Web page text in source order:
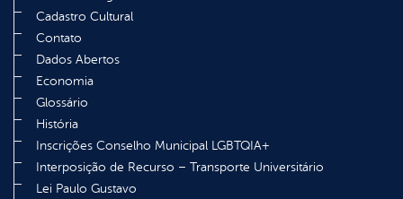
Cadastro Cultural
Contato
Dados Abertos
Economia
Glossário
História
Inscrições Conselho Municipal LGBTQIA+
Interposição de Recurso – Transporte Universitário
Lei Paulo Gustavo